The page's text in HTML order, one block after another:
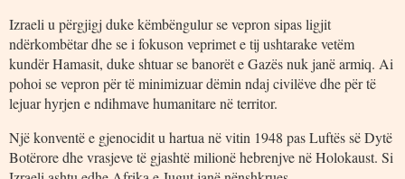
Izraeli u përgjigj duke këmbëngulur se vepron sipas ligjit
ndërkombëtar dhe se i fokuson veprimet e tij ushtarake vetëm
kundër Hamasit, duke shtuar se banorët e Gazës nuk janë armiq. Ai
pohoi se vepron për të minimizuar dëmin ndaj civilëve dhe për të
lejuar hyrjen e ndihmave humanitare në territor.
Një konventë e gjenocidit u hartua në vitin 1948 pas Luftës së Dytë
Botërore dhe vrasjeve të gjashtë milionë hebrenjve në Holokaust. Si